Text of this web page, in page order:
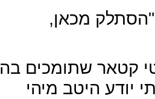
מכאן,
קטאר שתומכים בה
יודע היטב מיהי